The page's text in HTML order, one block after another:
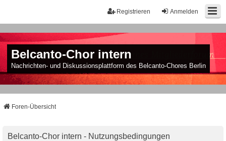
Anmelden
Registrieren
Belcanto-Chor intern
Nachrichten- und Diskussionsplattform des Belcanto-Chores Berlin
Foren-Übersicht
Belcanto-Chor intern - Nutzungsbedingungen